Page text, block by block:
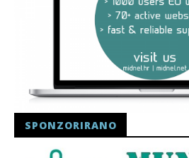
SPONZORIRANO